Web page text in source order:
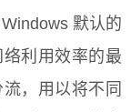
默认的
利用效率的最
，用以将不同